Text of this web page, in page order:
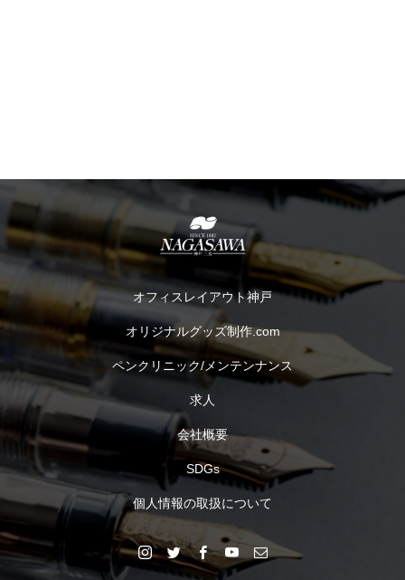
オフィスレイアウト神戸
オリジナルグッズ制作.com
ペンクリニック/メンテンナンス
求人
会社概要
SDGs
個人情報の取扱について